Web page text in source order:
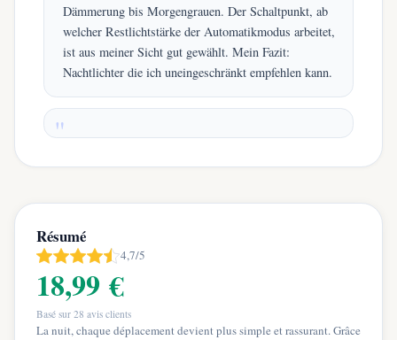
Dämmerung bis Morgengrauen. Der Schaltpunkt, ab
welcher Restlichtstärke der Automatikmodus arbeitet,
ist aus meiner Sicht gut gewählt. Mein Fazit:
Nachtlichter die ich uneingeschränkt empfehlen kann.
Résumé
4,7/5
18,99 €
Basé sur 28 avis clients
La nuit, chaque déplacement devient plus simple et rassurant. Grâce